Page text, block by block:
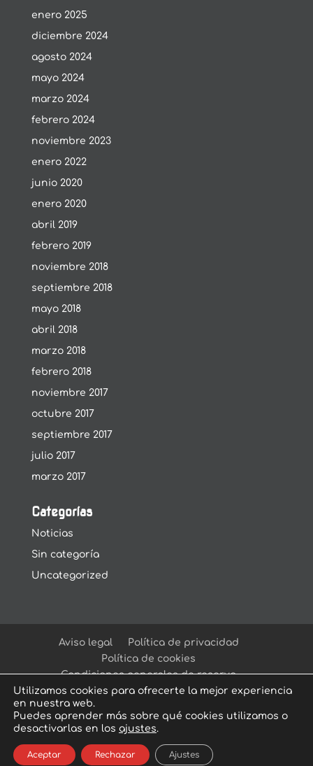
enero 2025
diciembre 2024
agosto 2024
mayo 2024
marzo 2024
febrero 2024
noviembre 2023
enero 2022
junio 2020
enero 2020
abril 2019
febrero 2019
noviembre 2018
septiembre 2018
mayo 2018
abril 2018
marzo 2018
febrero 2018
noviembre 2017
octubre 2017
septiembre 2017
julio 2017
marzo 2017
Categorías
Noticias
Sin categoría
Uncategorized
Aviso legal
Política de privacidad
Política de cookies
Condiciones generales de reserva
© Arcadia Escape Room| Escape Room en
Sevilla
Utilizamos cookies para ofrecerte la mejor experiencia
en nuestra web.
Puedes aprender más sobre qué cookies utilizamos o
desactivarlas en los ajustes.
Aceptar Rechazar Ajustes